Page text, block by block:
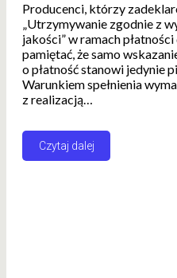
Producenci, którzy
„Utrzymywanie zgodnie z
jakości” w ramach
pamiętać, że samo
o płatność stanowi jedynie
Warunkiem spełnienia
z realizacją…
Czytaj dalej